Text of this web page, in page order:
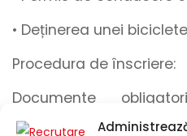
• Deținerea unei
Procedura de înscriere:
Documente
Curriculum Vitae (în